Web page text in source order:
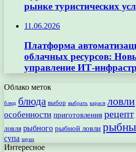
рынке туристических
11.06.2026
Платформа
облачных ресурсов:
управление ИТ-
Облако меток
блюд блюда выбор выбрать карася ловли
особенности приготовления рецепт
ловля рыбного рыбной ловли
супа щуки
Интересное